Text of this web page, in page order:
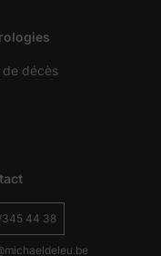
de décès
44 38